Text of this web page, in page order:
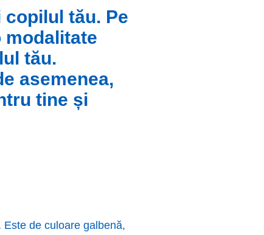
tău. Pe
modalitate
tău.
asemenea,
tine și
de culoare galbenă,